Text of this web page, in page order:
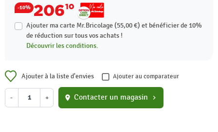
-10% 20610
Ajouter ma carte Mr.Bricolage (55,00 €) et bénéficier de 10%
de réduction sur tous vos achats !
Découvrir les conditions.
Ajouter à la liste d'envies Ajouter au comparateur
- + location_on Contacter un magasin chevron_right